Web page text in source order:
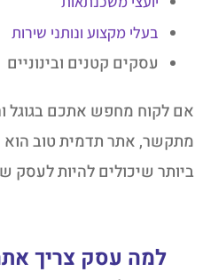
בעלי מקצוע ונותני שירות
עסקים קטנים ובינוניים
אם לקוח מחפש אתכם בגוגל
מתקשר, אתר תדמית טוב
ביותר שיכולים להיות לעסק
למה עסק צריך